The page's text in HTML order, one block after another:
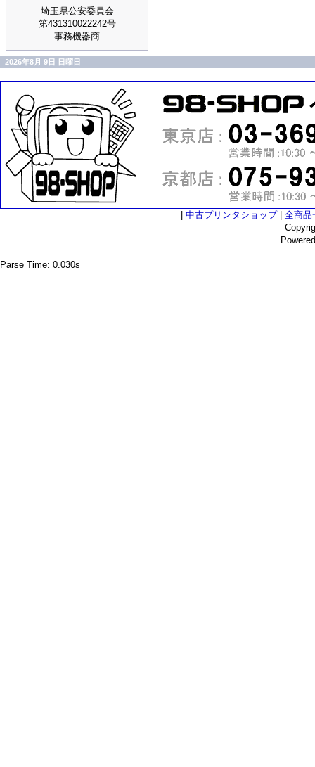
埼玉県公安委員会
第431310022242号
事務機器商
2026年8月 9日 日曜日
中古プリンタショップ| 全商品
Parse Time: 0.030s